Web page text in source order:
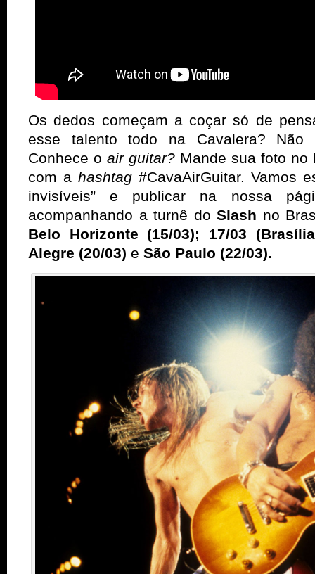
Os dedos começam a coçar só de
esse talento todo na Cavalera? Não
Conhece o air guitar? Mande sua foto no
com a hashtag #CavaAirGuitar. Vamos
invisíveis” e publicar na nossa
acompanhando a turnê do Slash no
Belo Horizonte (15/03); 17/03
Alegre (20/03) e São Paulo (22/03).